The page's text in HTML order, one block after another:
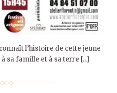
l’histoire de cette jeune
sa famille et à sa terre […]